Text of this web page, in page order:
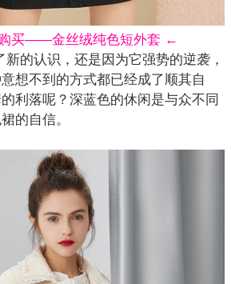
买——金丝绒纯色短外套 ←
的认识，还是因为它强势的逆袭，
想不到的方式都已经成了顺其自
利落呢？深蓝色的休闲是与众不同
的自信。